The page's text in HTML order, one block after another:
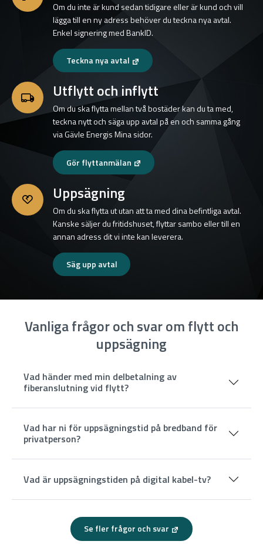
Om du inte är kund sedan tidigare eller är kund och vill
lägga till en ny adress behöver du teckna nya avtal.
Enkel signering med BankID.
Teckna nya avtal
Utflytt och inflytt
Om du ska flytta mellan två bostäder kan du ta med,
teckna nytt och säga upp avtal på en och samma gång
via Gävle Energis Mina sidor.
Gör flyttanmälan
Uppsägning
Om du ska flytta ut utan att ta med dina befintliga avtal.
Kanske säljer du fritidshuset, flyttar sambo eller till en
annan adress dit vi inte kan leverera.
Säg upp avtal
Vanliga frågor och svar om flytt och
uppsägning
Vad händer med min delbetalning av
fiberanslutning vid flytt?
Vad har ni för uppsägningstid på bredband för
privatperson?
Vad är uppsägningstiden på digital kabel-tv?
Se fler frågor och svar